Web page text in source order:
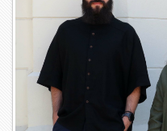
Contacto
Buscar: